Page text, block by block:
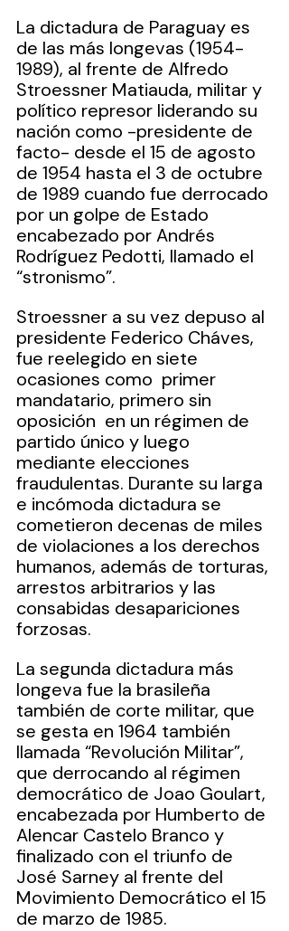
La dictadura de Paraguay es
de las más longevas (1954-
1989), al frente de Alfredo
Stroessner Matiauda, militar y
político represor liderando su
nación como -presidente de
facto- desde el 15 de agosto
de 1954 hasta el 3 de octubre
de 1989 cuando fue derrocado
por un golpe de Estado
encabezado por Andrés
Rodríguez Pedotti, llamado el
“stronismo”.
Stroessner a su vez depuso al
presidente Federico Cháves,
fue reelegido en siete
ocasiones como  primer
mandatario, primero sin
oposición  en un régimen de
partido único y luego
mediante elecciones
fraudulentas. Durante su larga
e incómoda dictadura se
cometieron decenas de miles
de violaciones a los derechos
humanos, además de torturas,
arrestos arbitrarios y las
consabidas desapariciones
forzosas.
La segunda dictadura más
longeva fue la brasileña
también de corte militar, que
se gesta en 1964 también
llamada “Revolución Militar”,
que derrocando al régimen
democrático de Joao Goulart,
encabezada por Humberto de
Alencar Castelo Branco y
finalizado con el triunfo de
José Sarney al frente del
Movimiento Democrático el 15
de marzo de 1985.